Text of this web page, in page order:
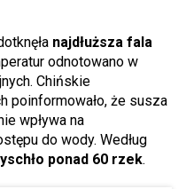
najdłuższa fala
odnotowano w
Chińskie
poinformowało, że susza
wpływa na
do wody. Według
ponad 60 rzek.